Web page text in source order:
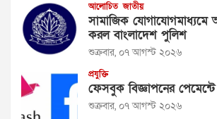
আলোচিত জাতীয়
সামাজিক যোগাযোগমাধ্যমে
করল বাংলাদেশ পুলিশ
শুক্রবার, ০৭ আগস্ট ২০২৬
প্রযুক্তি
ফেসবুক বিজ্ঞাপনের
শুক্রবার, ০৭ আগস্ট ২০২৬